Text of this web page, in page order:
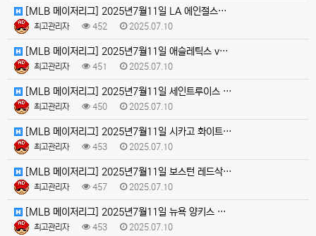
[MLB 메이저리그] 2025년7월11일 LA 에인절스…
최고관리자 452 2025.07.10
[MLB 메이저리그] 2025년7월11일 애슬레틱스 v…
최고관리자 451 2025.07.10
[MLB 메이저리그] 2025년7월11일 세인트루이스 …
최고관리자 450 2025.07.10
[MLB 메이저리그] 2025년7월11일 시카고 화이트…
최고관리자 453 2025.07.10
[MLB 메이저리그] 2025년7월11일 보스턴 레드삭…
최고관리자 457 2025.07.10
[MLB 메이저리그] 2025년7월11일 뉴욕 양키스 …
최고관리자 453 2025.07.10